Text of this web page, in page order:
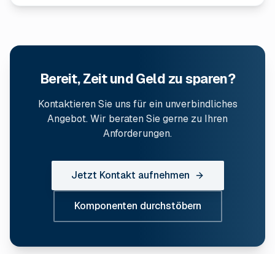
Bereit, Zeit und Geld zu sparen?
Kontaktieren Sie uns für ein unverbindliches
Angebot. Wir beraten Sie gerne zu Ihren
Anforderungen.
Jetzt Kontakt aufnehmen
Komponenten durchstöbern